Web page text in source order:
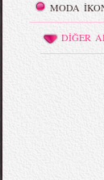
MODA
DİĞER